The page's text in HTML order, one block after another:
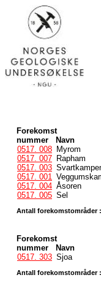
Forekomst
nummer
Navn
0517. 008 Myrom
0517. 007 Rapham
0517. 003
0517. 001
0517. 004 Åsoren
0517. 005 Sel
Antall forekomstområder :
Forekomst
nummer
Navn
0517. 303 Sjoa
Antall forekomstområder :